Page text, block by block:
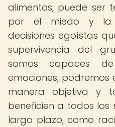
alimentos, puede ser
por el miedo y la
decisiones egoístas
supervivencia del
somos capaces
emociones, podremos
manera objetiva y
beneficien a todos
largo plazo, como